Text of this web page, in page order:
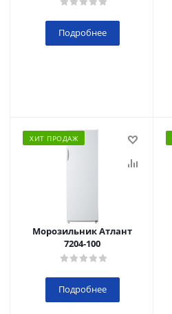
Подробнее
ХИТ ПРОДАЖ
Морозильник Атлант
7204-100
Подробнее